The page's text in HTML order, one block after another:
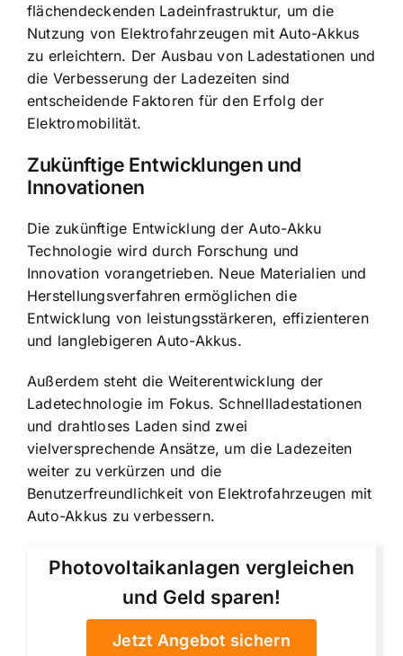
flächendeckenden Ladeinfrastruktur, um die
Nutzung von Elektrofahrzeugen mit Auto-Akkus
zu erleichtern. Der Ausbau von Ladestationen und
die Verbesserung der Ladezeiten sind
entscheidende Faktoren für den Erfolg der
Elektromobilität.
Zukünftige Entwicklungen und
Innovationen
Die zukünftige Entwicklung der Auto-Akku
Technologie wird durch Forschung und
Innovation vorangetrieben. Neue Materialien und
Herstellungsverfahren ermöglichen die
Entwicklung von leistungsstärkeren, effizienteren
und langlebigeren Auto-Akkus.
Außerdem steht die Weiterentwicklung der
Ladetechnologie im Fokus. Schnellladestationen
und drahtloses Laden sind zwei
vielversprechende Ansätze, um die Ladezeiten
weiter zu verkürzen und die
Benutzerfreundlichkeit von Elektrofahrzeugen mit
Auto-Akkus zu verbessern.
Photovoltaikanlagen vergleichen
und Geld sparen!
Jetzt Angebot sichern